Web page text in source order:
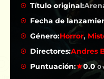
Título original:
Fecha de
Género:Horror,
Directores:Andres
Puntuación:
0.0 0